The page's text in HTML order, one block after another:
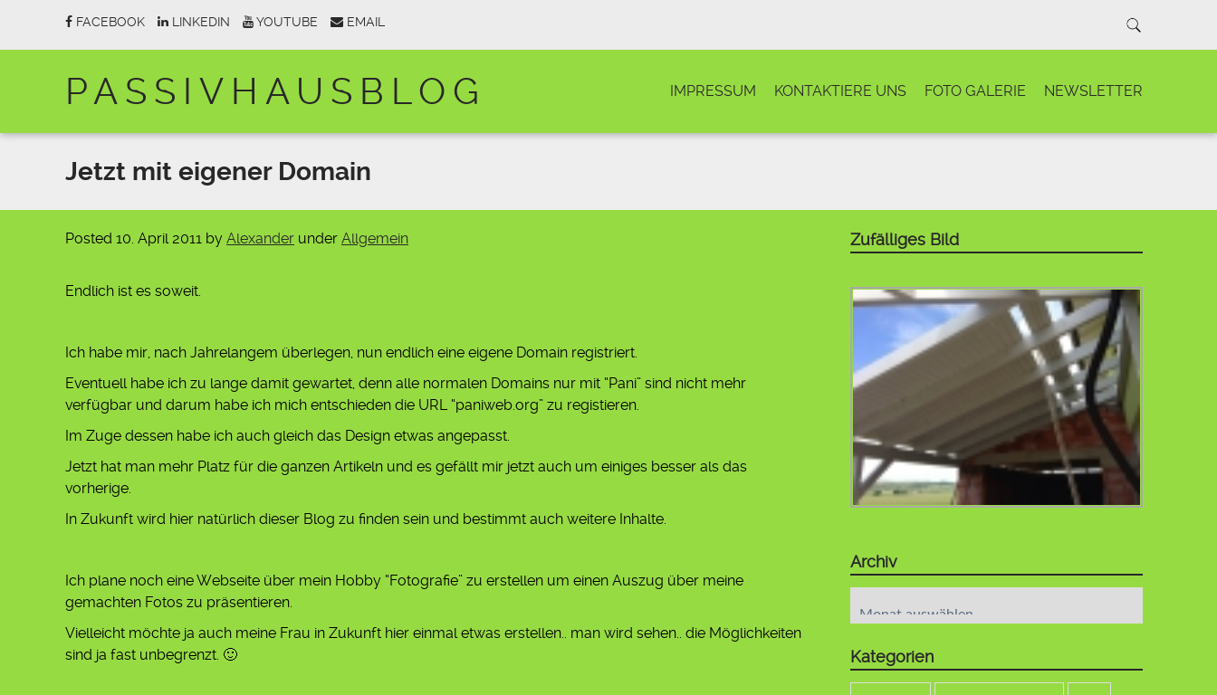
FACEBOOK LINKEDIN YOUTUBE EMAIL
PASSIVHAUSBLOG IMPRESSUM KONTAKTIERE UNS FOTO GALERIE NEWSLETTER
Jetzt mit eigener Domain
Posted 10. April 2011 by Alexander under Allgemein
Endlich ist es soweit.
Ich habe mir, nach Jahrelangem überlegen, nun endlich eine eigene Domain registriert.
Eventuell habe ich zu lange damit gewartet, denn alle normalen Domains nur mit “Pani” sind nicht mehr
verfügbar und darum habe ich mich entschieden die URL “paniweb.org” zu registieren.
Im Zuge dessen habe ich auch gleich das Design etwas angepasst.
Jetzt hat man mehr Platz für die ganzen Artikeln und es gefällt mir jetzt auch um einiges besser als das
vorherige.
In Zukunft wird hier natürlich dieser Blog zu finden sein und bestimmt auch weitere Inhalte.
Ich plane noch eine Webseite über mein Hobby “Fotografie” zu erstellen um einen Auszug über meine
gemachten Fotos zu präsentieren.
Vielleicht möchte ja auch meine Frau in Zukunft hier einmal etwas erstellen.. man wird sehen.. die Möglichkeiten
sind ja fast unbegrenzt. 🙂
Zufälliges Bild
Archiv
Kategorien